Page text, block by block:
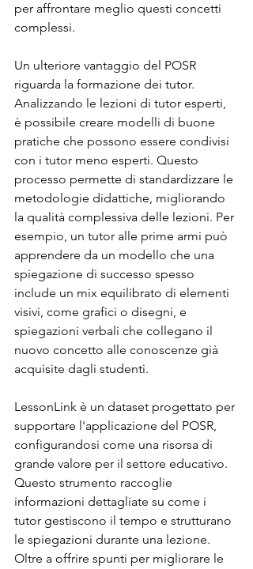
per affrontare meglio questi concetti
complessi.
Un ulteriore vantaggio del POSR
riguarda la formazione dei tutor.
Analizzando le lezioni di tutor esperti,
è possibile creare modelli di buone
pratiche che possono essere condivisi
con i tutor meno esperti. Questo
processo permette di standardizzare le
metodologie didattiche, migliorando
la qualità complessiva delle lezioni. Per
esempio, un tutor alle prime armi può
apprendere da un modello che una
spiegazione di successo spesso
include un mix equilibrato di elementi
visivi, come grafici o disegni, e
spiegazioni verbali che collegano il
nuovo concetto alle conoscenze già
acquisite dagli studenti.
LessonLink è un dataset progettato per
supportare l'applicazione del POSR,
configurandosi come una risorsa di
grande valore per il settore educativo.
Questo strumento raccoglie
informazioni dettagliate su come i
tutor gestiscono il tempo e strutturano
le spiegazioni durante una lezione.
Oltre a offrire spunti per migliorare le